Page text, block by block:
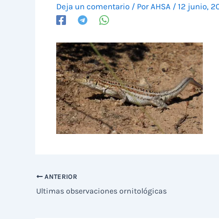
Deja un comentario / Por AHSA / 12 junio,
ANTERIOR
Ultimas observaciones ornitológicas